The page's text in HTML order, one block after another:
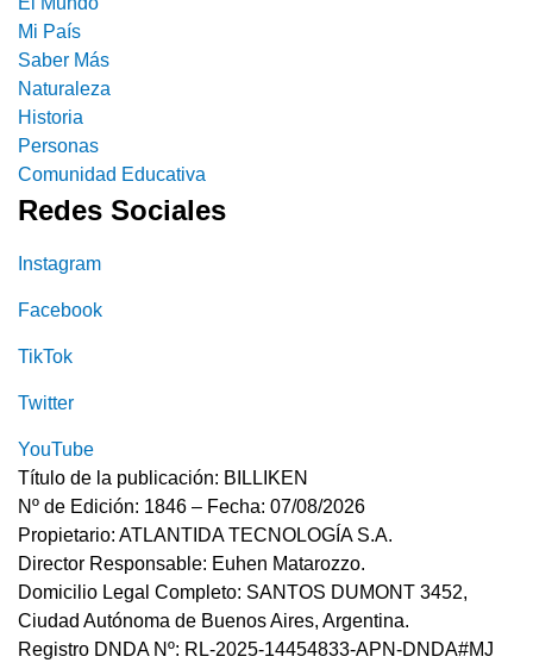
Mi País
Saber Más
Naturaleza
Historia
Personas
Comunidad Educativa
Redes Sociales
Instagram
Facebook
TikTok
Twitter
YouTube
Título de la publicación: BILLIKEN
Nº de Edición: 1846 – Fecha: 07/08/2026
Propietario: ATLANTIDA TECNOLOGÍA S.A.
Director Responsable: Euhen Matarozzo.
Domicilio Legal Completo: SANTOS DUMONT 3452,
Ciudad Autónoma de Buenos Aires, Argentina.
Registro DNDA Nº: RL-2025-14454833-APN-DNDA#MJ